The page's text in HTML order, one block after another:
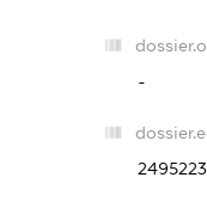
-